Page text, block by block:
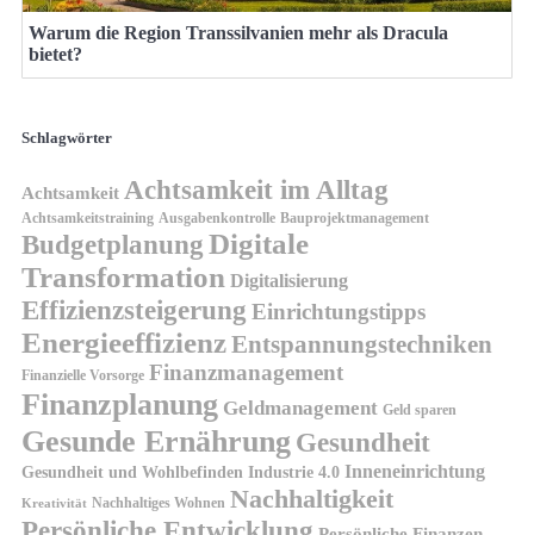
Warum die Region Transsilvanien mehr als Dracula
bietet?
Schlagwörter
Achtsamkeit Achtsamkeit im Alltag
Achtsamkeitstraining Ausgabenkontrolle Bauprojektmanagement
BudgetplanungDigitale
Transformation Digitalisierung
Effizienzsteigerung Einrichtungstipps
EnergieeffizienzEntspannungstechniken
Finanzielle Vorsorge Finanzmanagement
Finanzplanung Geldmanagement Geld sparen
Gesunde Ernährung Gesundheit
Gesundheit und Wohlbefinden Industrie 4.0 Inneneinrichtung
Kreativität Nachhaltiges Wohnen Nachhaltigkeit